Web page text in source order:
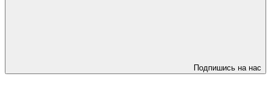
Подпишись на нас